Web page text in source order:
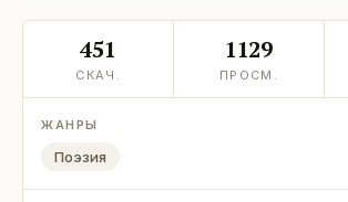
451
СКАЧ.
1129
ПРОСМ.
ЖАНРЫ
Поэзия